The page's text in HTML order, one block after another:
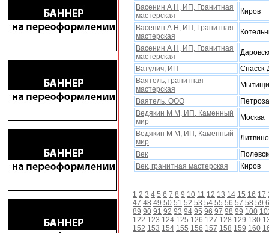
Васенин А Н, ИП, Гранитная
мастерская
Киров
Васенин А Н, ИП, Гранитная
мастерская
Васенин А Н, ИП, Гранитная
мастерская
Ватулич, ИП
Ваятель, гранитная
мастерская
Мытищи
Ваятель, ООО
Ведякин М М, ИП, Каменный
мир
Москва
Ведякин М М, ИП, Каменный
мир
Век
Век, гранитная мастерская
Киров
1 2 3 4 5 6 7 8 9 10 11 12 13 14 15 16 17
47 48 49 50 51 52 53 54 55 56 57 58 59
89 90 91 92 93 94 95 96 97 98 99 100
122 123 124 125 126 127 128 129 130
152 153 154 155 156 157 158 159 160